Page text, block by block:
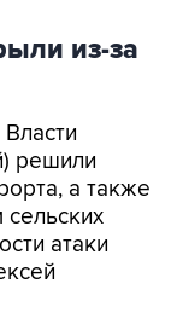
из-за
решили
а также
атаки